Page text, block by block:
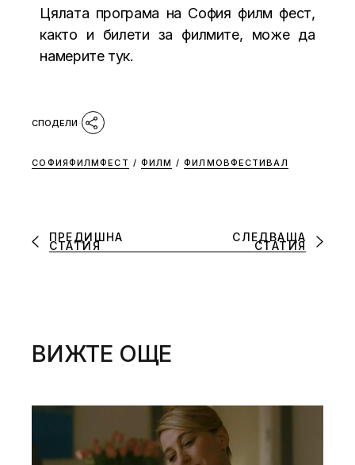
Цялата програма на София филм фест,
както и билети за филмите, може да
намерите тук.
СОФИЯФИЛМФЕСТ / ФИЛМ / ФИЛМОВФЕСТИВАЛ
ПРЕДИШНА
СТАТИЯ
СЛЕДВАЩА
СТАТИЯ
ВИЖТЕ ОЩЕ